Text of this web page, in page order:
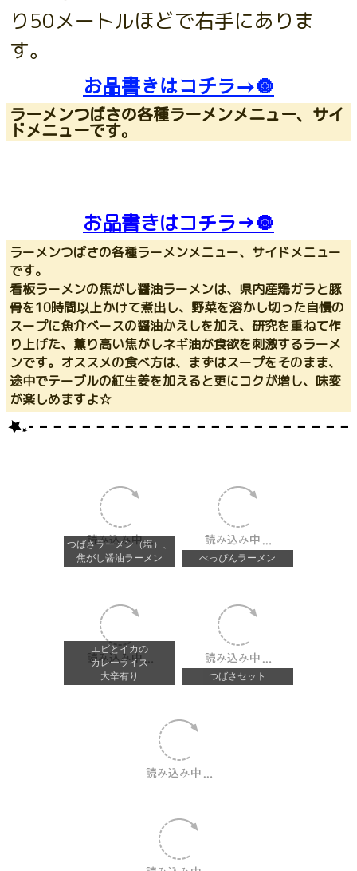
り50メートルほどで右手にありま
す。
お品書きはコチラ→🔘
ラーメンつばさの各種ラーメンメニュー、サイ
ドメニューです。
お品書きはコチラ→🔘
ラーメンつばさの各種ラーメンメニュー、サイドメニュー
です。
看板ラーメンの焦がし醤油ラーメンは、県内産鶏ガラと豚
骨を10時間以上かけて煮出し、野菜を溶かし切った自慢の
スープに魚介ベースの醤油かえしを加え、研究を重ねて作
り上げた、薫り高い焦がしネギ油が食欲を刺激するラーメ
ンです。オススメの食べ方は、まずはスープをそのまま、
途中でテーブルの紅生姜を加えると更にコクが増し、味変
が楽しめますよ☆
つばさラーメン（塩）、
焦がし醤油ラーメン
べっぴんラーメン
エビとイカの
カレーライス
大辛有り
つばさセット